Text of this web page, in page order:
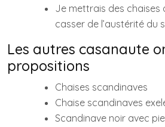
Je mettrais des chaises
casser de l’austérité du
Les autres casanaute
propositions
Chaises scandinaves
Chaise scandinaves
Scandinave noir avec